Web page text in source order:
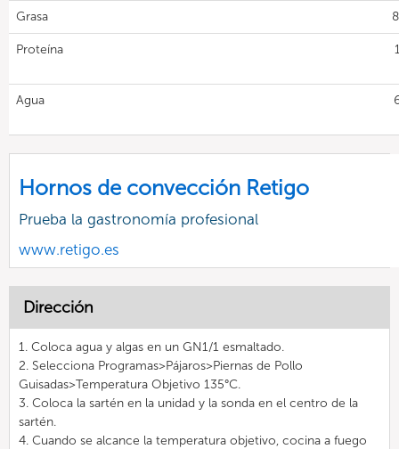
Grasa
Proteína
Agua
Hornos de convección Retigo
Prueba la gastronomía profesional
www.retigo.es
Dirección
1. Coloca agua y algas en un GN1/1 esmaltado.
2. Selecciona Programas>Pájaros>Piernas de Pollo
Guisadas>Temperatura Objetivo 135°C.
3. Coloca la sartén en la unidad y la sonda en el centro de la
sartén.
4. Cuando se alcance la temperatura objetivo, cocina a fuego